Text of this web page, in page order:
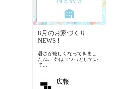
8月のお家づくり
NEWS！
暑さが厳しくなってきまし
たね。 外はモワっとしてい
て...
広報